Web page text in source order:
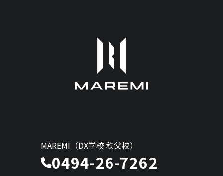
MAREMI（DX学校 秩父校）
0494-26-7262